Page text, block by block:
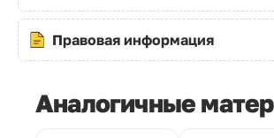
Правовая информация
Аналогичные